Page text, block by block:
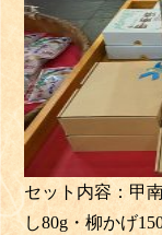
セット内容：甲
し80g・柳かげ